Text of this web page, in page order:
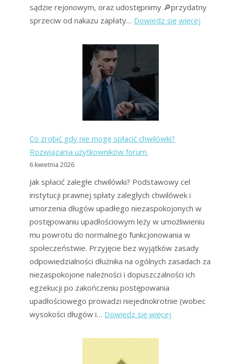
sądzie rejonowym, oraz udostępnimy 🔎przydatny
sprzeciw od nakazu zapłaty… Dowiedz się więcej
Co zrobić gdy nie mogę spłacić chwilówki?
Rozwiązania użytkowników forum.
6 kwietnia 2026
Jak spłacić zaległe chwilówki? Podstawowy cel
instytucji prawnej spłaty zaległych chwilówek i
umorzenia długów upadłego niezaspokojonych w
postępowaniu upadłościowym leży w umożliwieniu
mu powrotu do normalnego funkcjonowania w
społeczeństwie. Przyjęcie bez wyjątków zasady
odpowiedzialności dłużnika na ogólnych zasadach za
niezaspokojone należności i dopuszczalności ich
egzekucji po zakończeniu postępowania
upadłościowego prowadzi niejednokrotnie (wobec
wysokości długów i… Dowiedz się więcej